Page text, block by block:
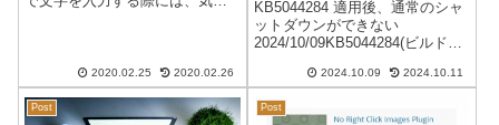
した文字が消えていくので、段
落ごとに入力のやり直しにな...
2020.02.25 2020.02.26
KB5044284 適用後、通常のシャ
ットダウンができない
2024/10/09KB5044284(ビルド
常のシャットダウンができなく
してシャットダウン がエンドレ
2024.10.09 2024.10.11
Post Post